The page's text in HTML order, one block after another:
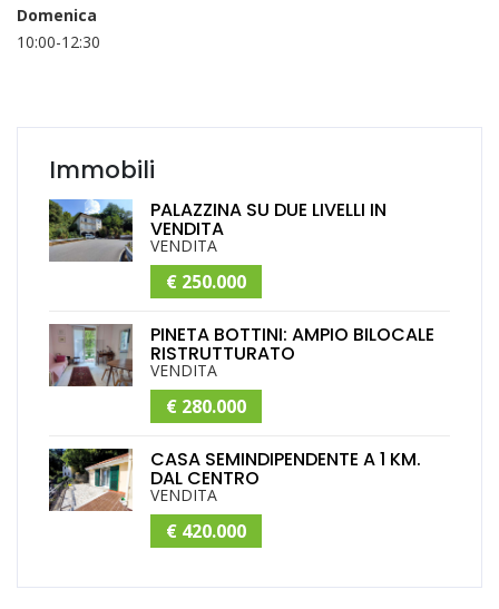
Domenica
10:00-12:30
Immobili
PALAZZINA SU DUE LIVELLI IN
VENDITA
VENDITA
€ 250.000
PINETA BOTTINI: AMPIO BILOCALE
RISTRUTTURATO
VENDITA
€ 280.000
CASA SEMINDIPENDENTE A 1 KM.
DAL CENTRO
VENDITA
€ 420.000